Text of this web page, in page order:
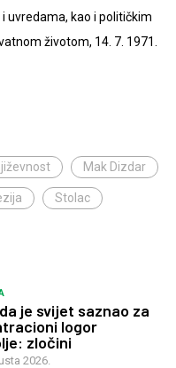
uvredama, kao i političkim
životom, 14. 7. 1971.
Mak Dizdar
Stolac
je svijet saznao za
logor
zločini
2026.